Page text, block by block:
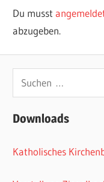
Du musst
abzugeben.
Suchen
nach:
Downloads
Katholisches